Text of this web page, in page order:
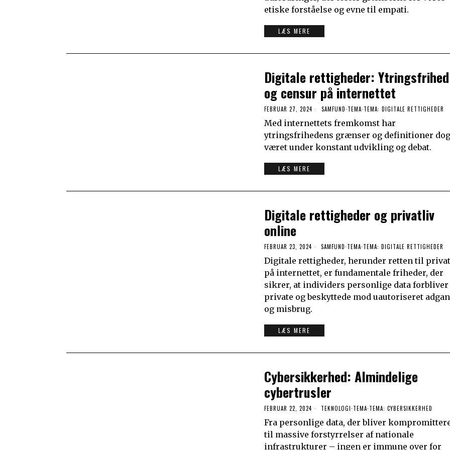
etiske forståelse og evne til empati.
LÆS MERE
Digitale rettigheder: Ytringsfrihed
og censur på internettet
FEBRUAR 27, 2024 SAMFUND·TEMA·TEMA: DIGITALE RETTIGHEDER
Med internettets fremkomst har
ytringsfrihedens grænser og definitioner dog
været under konstant udvikling og debat.
LÆS MERE
Digitale rettigheder og privatliv
online
FEBRUAR 23, 2024 SAMFUND·TEMA·TEMA: DIGITALE RETTIGHEDER
Digitale rettigheder, herunder retten til
på internettet, er fundamentale friheder, der
sikrer, at individers personlige data forbliver
private og beskyttede mod uautoriseret
og misbrug.
LÆS MERE
Cybersikkerhed: Almindelige
cybertrusler
FEBRUAR 22, 2024 TEKNOLOGI·TEMA·TEMA: CYBERSIKKERHED
Fra personlige data, der bliver
til massive forstyrrelser af nationale
infrastrukturer – ingen er immune over for